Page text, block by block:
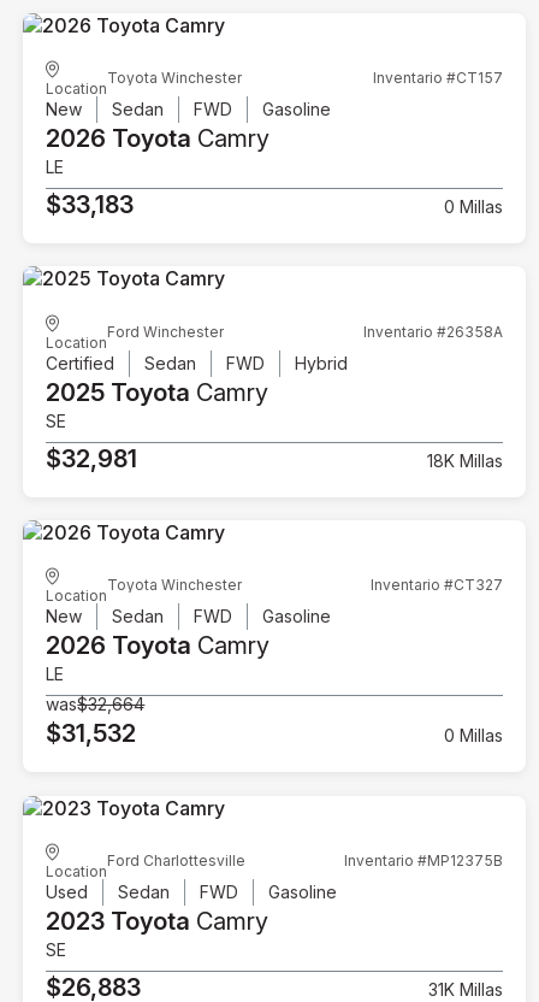
Location
Toyota Winchester Inventario #CT157
New Sedan FWD Gasoline
2026 Toyota Camry
LE
$33,183 0 Millas
Location
Ford Winchester Inventario #26358A
Certified Sedan FWD Hybrid
2025 Toyota Camry
SE
$32,981 18K Millas
Location
Toyota Winchester Inventario #CT327
New Sedan FWD Gasoline
2026 Toyota Camry
LE
was$32,664
$31,532 0 Millas
Location
Ford Charlottesville Inventario #MP12375B
Used Sedan FWD Gasoline
2023 Toyota Camry
SE
$26,883 31K Millas